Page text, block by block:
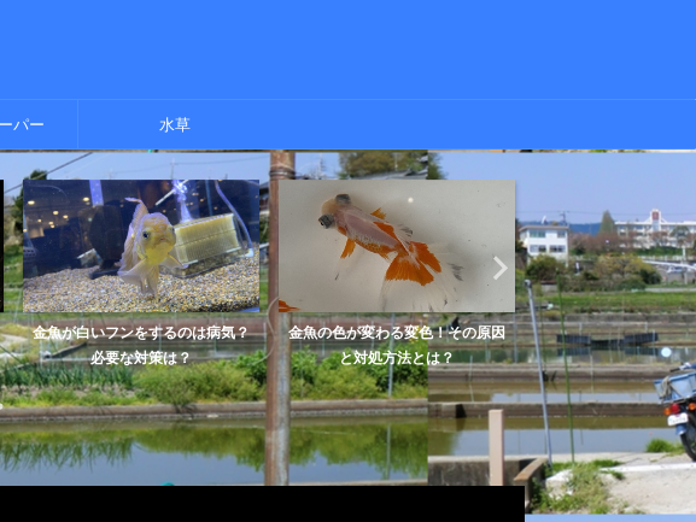
パー 水草
魚が白いフンをするのは病気？
必要な対策は？
金魚の色が変わる変色！その原因
と対処方法とは？
【金魚の餌】沈下性タイプ
ット・デメリットをわか